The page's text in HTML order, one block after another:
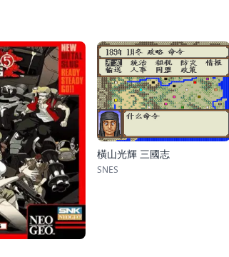
橫山光輝 三國志
SNES